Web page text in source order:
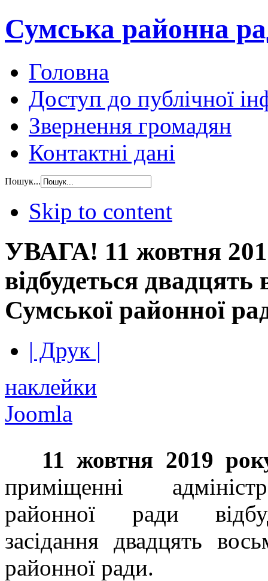
Сумська районна
Головна
Доступ до публічної
Звернення громадян
Контактні дані
Пошук...
Skip to content
УВАГА! 11 жовтня
відбудеться двадцять
Сумської районної
| Друк |
наклейки
Joomla
11 жовтня 2019
приміщенні
районної ради
засідання двадцять
районної ради.